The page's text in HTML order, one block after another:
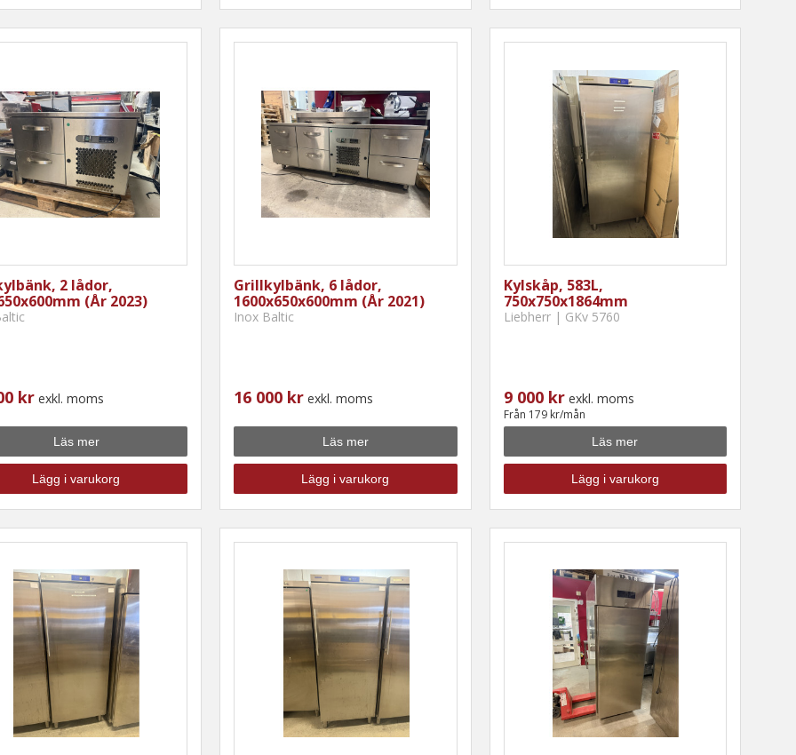
2 lådor,
(År 2023)
kr exkl. moms
Läs mer
Lägg i varukorg
Grillkylbänk, 6 lådor,
1600x650x600mm (År 2021)
Inox Baltic
16 000 kr exkl. moms
Läs mer
Lägg i varukorg
Kylskåp, 583L,
750x750x1864mm
Liebherr | GKv 5760
9 000 krexkl. moms
Från 179 kr/mån
Läs mer
Lägg i varukorg